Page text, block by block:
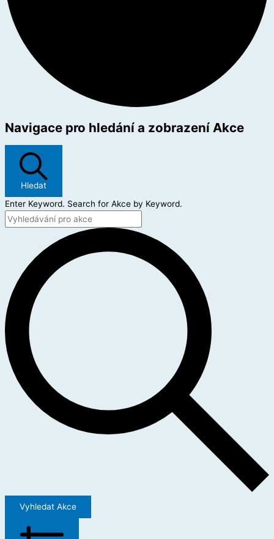
Navigace pro hledání a zobrazení Akce
Hledat
Enter Keyword. Search for Akce by Keyword.
Vyhledat Akce